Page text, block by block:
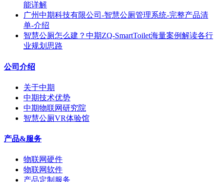
能详解
广州中期科技有限公司-智慧公厕管理系统-完整产品清
单-介绍
智慧公厕怎么建？中期ZQ-SmartToilet海量案例解读各行
业规划思路
公司介绍
关于中期
中期技术优势
中期物联网研究院
智慧公厕VR体验馆
产品&服务
物联网硬件
物联网软件
产品定制服务